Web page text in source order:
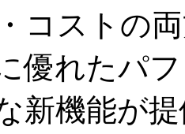
コストの
優れたパ
新機能が